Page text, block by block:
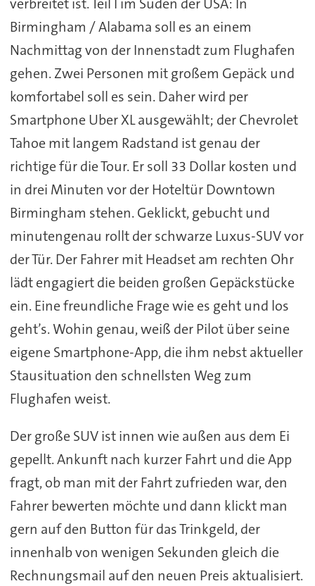
verbreitet ist. Teil I im Süden der USA: In
Birmingham / Alabama soll es an einem
Nachmittag von der Innenstadt zum Flughafen
gehen. Zwei Personen mit großem Gepäck und
komfortabel soll es sein. Daher wird per
Smartphone Uber XL ausgewählt; der Chevrolet
Tahoe mit langem Radstand ist genau der
richtige für die Tour. Er soll 33 Dollar kosten und
in drei Minuten vor der Hoteltür Downtown
Birmingham stehen. Geklickt, gebucht und
minutengenau rollt der schwarze Luxus-SUV vor
der Tür. Der Fahrer mit Headset am rechten Ohr
lädt engagiert die beiden großen Gepäckstücke
ein. Eine freundliche Frage wie es geht und los
geht’s. Wohin genau, weiß der Pilot über seine
eigene Smartphone-App, die ihm nebst aktueller
Stausituation den schnellsten Weg zum
Flughafen weist.
Der große SUV ist innen wie außen aus dem Ei
gepellt. Ankunft nach kurzer Fahrt und die App
fragt, ob man mit der Fahrt zufrieden war, den
Fahrer bewerten möchte und dann klickt man
gern auf den Button für das Trinkgeld, der
innenhalb von wenigen Sekunden gleich die
Rechnungsmail auf den neuen Preis aktualisiert.